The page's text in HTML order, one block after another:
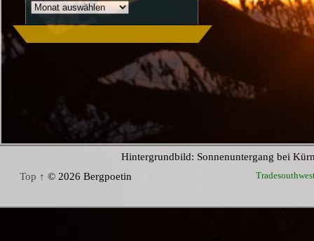
Archiv
Hintergrundbild: Sonnenuntergang bei
Top ↑ © 2026 Bergpoetin